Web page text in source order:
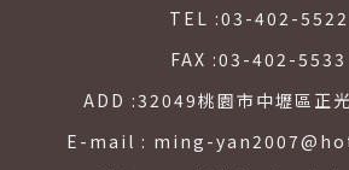
TEL :03-402-5522
FAX :03-402-5533
ADD :32049桃園市中壢區正
E-mail : ming-